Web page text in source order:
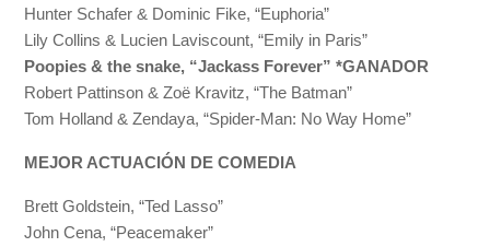
Hunter Schafer & Dominic Fike, “Euphoria”
Lily Collins & Lucien Laviscount, “Emily in Paris”
Poopies & the snake, “Jackass Forever” *GANADOR
Robert Pattinson & Zoë Kravitz, “The Batman”
Tom Holland & Zendaya, “Spider-Man: No Way Home”
MEJOR ACTUACIÓN DE COMEDIA
Brett Goldstein, “Ted Lasso”
John Cena, “Peacemaker”